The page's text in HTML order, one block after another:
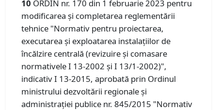
10 ORDIN nr. 170 din 1 februarie 2023 pentru
modificarea şi completarea reglementării
tehnice "Normativ pentru proiectarea,
executarea şi exploatarea instalaţiilor de
încălzire centrală (revizuire şi comasare
normativele I 13-2002 şi I 13/1-2002)",
indicativ I 13-2015, aprobată prin Ordinul
ministrului dezvoltării regionale şi
administraţiei publice nr. 845/2015 "Normativ